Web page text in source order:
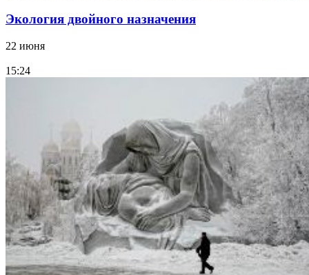
Экология двойного назначения
22 июня
15:24